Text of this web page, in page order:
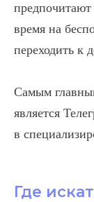
время на
переходить к
Самым
является
в
Где